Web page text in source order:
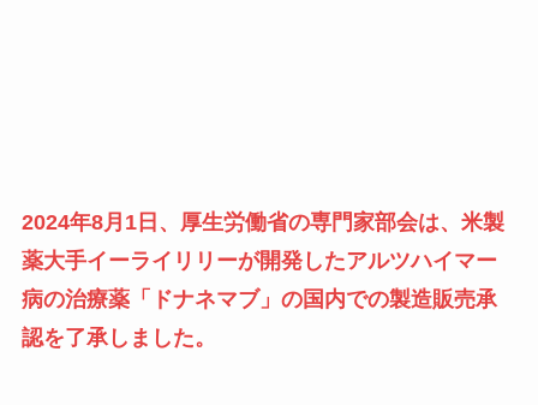
2024年8月1日、厚生労働省の専門家部会は、米製
薬大手イーライリリーが開発したアルツハイマー
病の治療薬「ドナネマブ」の国内での製造販売承
認を了承しました。